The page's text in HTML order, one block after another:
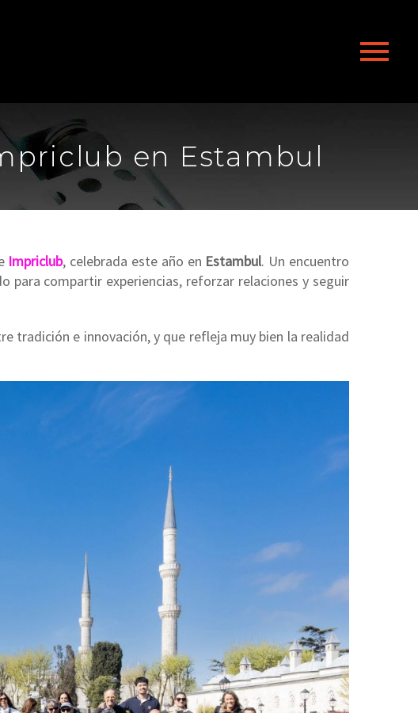
en Estambul
Impriclub, celebrada este año en Estambul. Un encuentro
para compartir experiencias, reforzar relaciones y seguir
tradición e innovación, y que refleja muy bien la realidad